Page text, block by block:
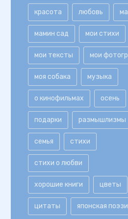
красота любовь
мамин сад мои стихи
мои тексты мои
моя собака музыка
о кинофильмах осень
подарки размышлизмы
семья стихи
стихи о любви
хорошие книги цветы
цитаты японская